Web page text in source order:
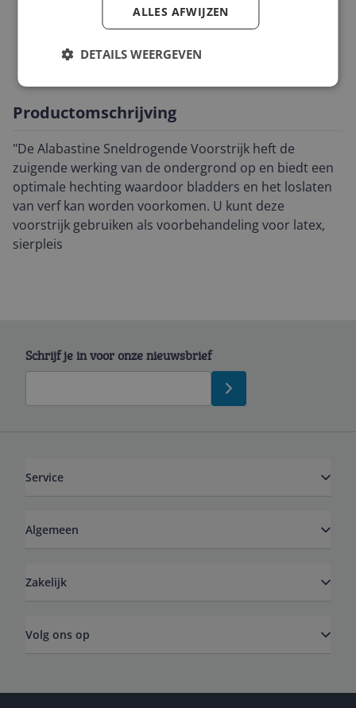
Productinformatie
Technische specificaties
Productomschrijving
"De Alabastine Sneldrogende Voorstrijk heft de
zuigende werking van de ondergrond op en biedt een
optimale hechting waardoor bladders en het loslaten
van verf kan worden voorkomen. U kunt deze
voorstrijk gebruiken als voorbehandeling voor latex,
sierpleis
Schrijf je in voor onze nieuwsbrief
Service
Algemeen
Zakelijk
Volg ons op
ALLES AFWIJZEN
DETAILS WEERGEVEN